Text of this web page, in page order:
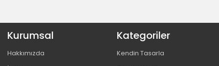
Kurumsal
Hakkımızda
Kategoriler
Kendin Tasarla